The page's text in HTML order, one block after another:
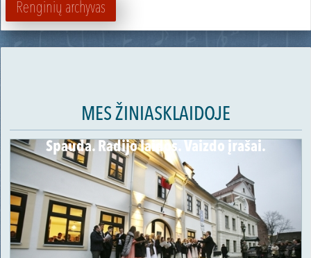
Renginių archyvas
MES ŽINIASKLAIDOJE
Spauda. Radijo laidos. Vaizdo įrašai.